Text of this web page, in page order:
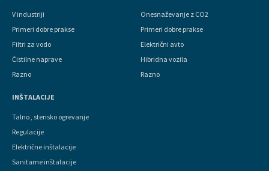
V industriji
Primeri dobre prakse
Filtri za vodo
Čistilne naprave
Razno
Onesnaževanje z CO2
Primeri dobre prakse
Električni avto
Hibridna vozila
Razno
INŠTALACIJE
Talno , stensko ogrevanje
Regulacije
Električne inštalacije
Sanitarne inštalacije